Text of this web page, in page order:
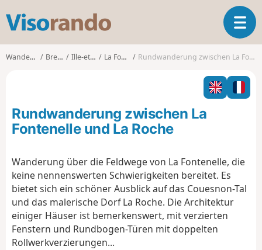
s
o
o
T
o
g
l
n
a
i
Wanderungen Bretagne Ille-et-Vilaine La Fontenelle Rundwanderung zwischen La Fontenelle und La Roche
Rundwanderung zwischen La
Fontenelle und La Roche
Wanderung über die Feldwege von La Fontenelle, die
keine nennenswerten Schwierigkeiten bereitet. Es
bietet sich ein schöner Ausblick auf das Couesnon-Tal
und das malerische Dorf La Roche. Die Architektur
einiger Häuser ist bemerkenswert, mit verzierten
Fenstern und Rundbogen-Türen mit doppelten
Rollwerkverzierungen...